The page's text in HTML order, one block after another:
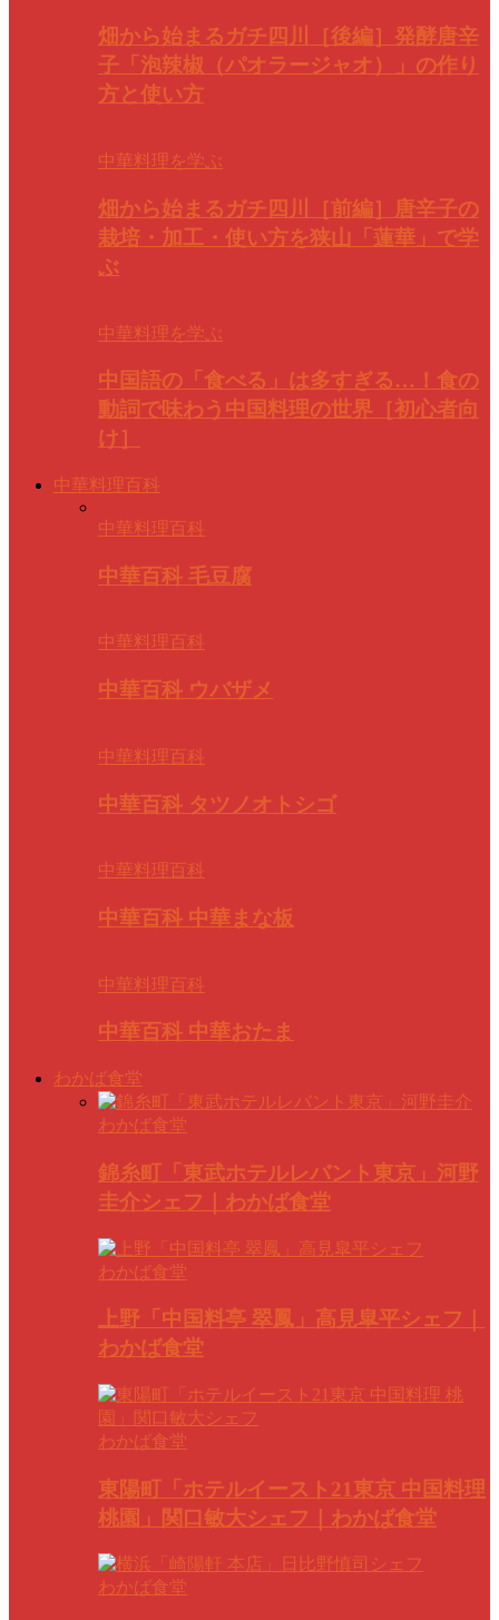
畑から始まるガチ四川［後編］発酵唐辛
子「泡辣椒（パオラージャオ）」の作り
方と使い方
中華料理を学ぶ
畑から始まるガチ四川［前編］唐辛子の
栽培・加工・使い方を狭山「蓮華」で学
ぶ
中華料理を学ぶ
中国語の「食べる」は多すぎる…！食の
動詞で味わう中国料理の世界［初心者向
け］
中華料理百科
中華料理百科
中華百科 毛豆腐
中華料理百科
中華百科 ウバザメ
中華料理百科
中華百科 タツノオトシゴ
中華料理百科
中華百科 中華まな板
中華料理百科
中華百科 中華おたま
わかば食堂
わかば食堂
錦糸町「東武ホテルレバント東京」河野
圭介シェフ｜わかば食堂
わかば食堂
上野「中国料亭 翠鳳」高見皐平シェフ｜
わかば食堂
わかば食堂
東陽町「ホテルイースト21東京 中国料理
桃園」関口敏大シェフ｜わかば食堂
わかば食堂